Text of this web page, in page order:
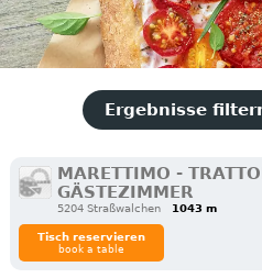
Ergebnisse
MARETTIMO -
GÄSTEZIMMER
5204 Straßwalchen 1043 m
Tisch reservieren
book a table